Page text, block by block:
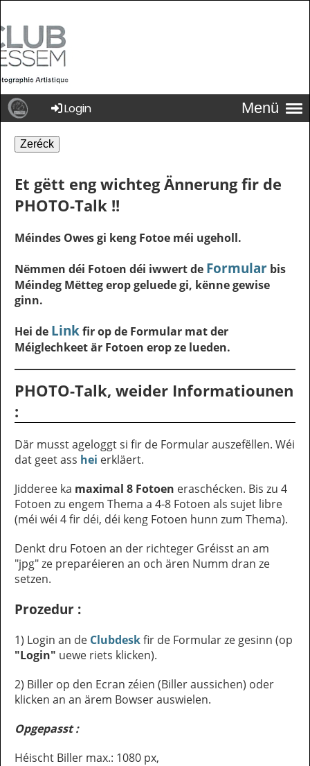
Menü
Login
Zeréck
Et gëtt eng wichteg Ännerung fir de
PHOTO-Talk !!
Méindes Owes gi keng Fotoe méi ugeholl.
Nëmmen déi Fotoen déi iwwert de Formular bis
Méindeg Mëtteg erop geluede gi, kënne gewise
ginn.
Hei de Linkfir op de Formular mat der
Méiglechkeet är Fotoen erop ze lueden.
PHOTO-Talk, weider Informatiounen
:
Där musst ageloggt si fir de Formular auszefëllen. Wéi
dat geet ass hei erkläert.
Jidderee ka maximal 8 Fotoen eraschécken. Bis zu 4
Fotoen zu engem Thema a 4-8 Fotoen als sujet libre
(méi wéi 4 fir déi, déi keng Fotoen hunn zum Thema).
Denkt dru Fotoen an der richteger Gréisst an am
"jpg" ze preparéieren an och ären Numm dran ze
setzen.
Prozedur :
1) Login an de Clubdeskfir de Formular ze gesinn (op
"Login" uewe riets klicken).
2) Biller op den Ecran zéien (Biller aussichen) oder
klicken an an ärem Bowser auswielen.
Opgepasst :
Héischt Biller max.: 1080 px,